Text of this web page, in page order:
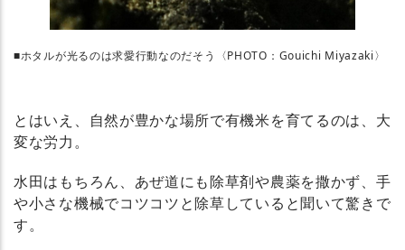
■ホタルが光るのは求愛行動なのだそう〈PHOTO：Gouichi Miyazaki〉
とはいえ、自然が豊かな場所で有機米を育てるのは、大
変な労力。
水田はもちろん、あぜ道にも除草剤や農薬を撒かず、手
や小さな機械でコツコツと除草していると聞いて驚きで
す。